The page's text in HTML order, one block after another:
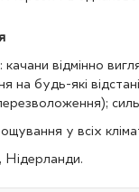
качани відмінно
на будь-які
у всіх
, Нідерланди.